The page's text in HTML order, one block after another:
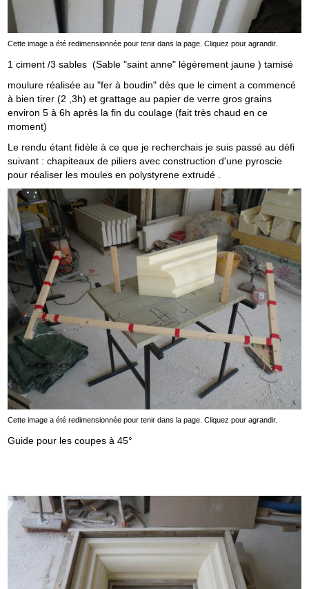
Cette image a été redimensionnée pour tenir dans la page. Cliquez pour agrandir.
1 ciment /3 sables (Sable "saint anne" légèrement jaune ) tamisé
moulure réalisée au "fer à boudin" dès que le ciment a commencé
à bien tirer (2 ,3h) et grattage au papier de verre gros grains
environ 5 à 6h après la fin du coulage (fait très chaud en ce
moment)
Le rendu étant fidèle à ce que je recherchais je suis passé au défi
suivant : chapiteaux de piliers avec construction d'une pyroscie
pour réaliser les moules en polystyrene extrudé .
Cette image a été redimensionnée pour tenir dans la page. Cliquez pour agrandir.
Guide pour les coupes à 45°